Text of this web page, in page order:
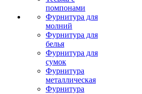
помпонами
Фурнитура для
молний
Фурнитура для
белья
Фурнитура для
сумок
Фурнитура
металлическая
Фурнитура